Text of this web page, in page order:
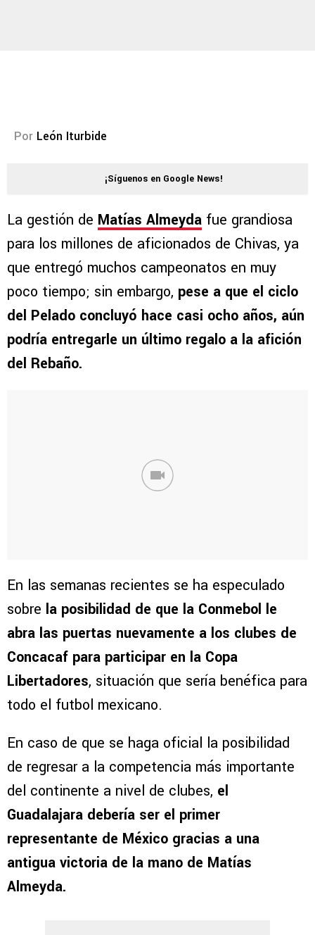
Por León Iturbide
¡Síguenos en Google News!
La gestión de Matías Almeyda fue grandiosa
para los millones de aficionados de Chivas, ya
que entregó muchos campeonatos en muy
poco tiempo; sin embargo, pese a que el ciclo
del Pelado concluyó hace casi ocho años, aún
podría entregarle un último regalo a la afición
del Rebaño.
En las semanas recientes se ha especulado
sobre la posibilidad de que la Conmebol le
abra las puertas nuevamente a los clubes de
Concacaf para participar en la Copa
Libertadores, situación que sería benéfica para
todo el futbol mexicano.
En caso de que se haga oficial la posibilidad
de regresar a la competencia más importante
del continente a nivel de clubes, el
Guadalajara debería ser el primer
representante de México gracias a una
antigua victoria de la mano de Matías
Almeyda.